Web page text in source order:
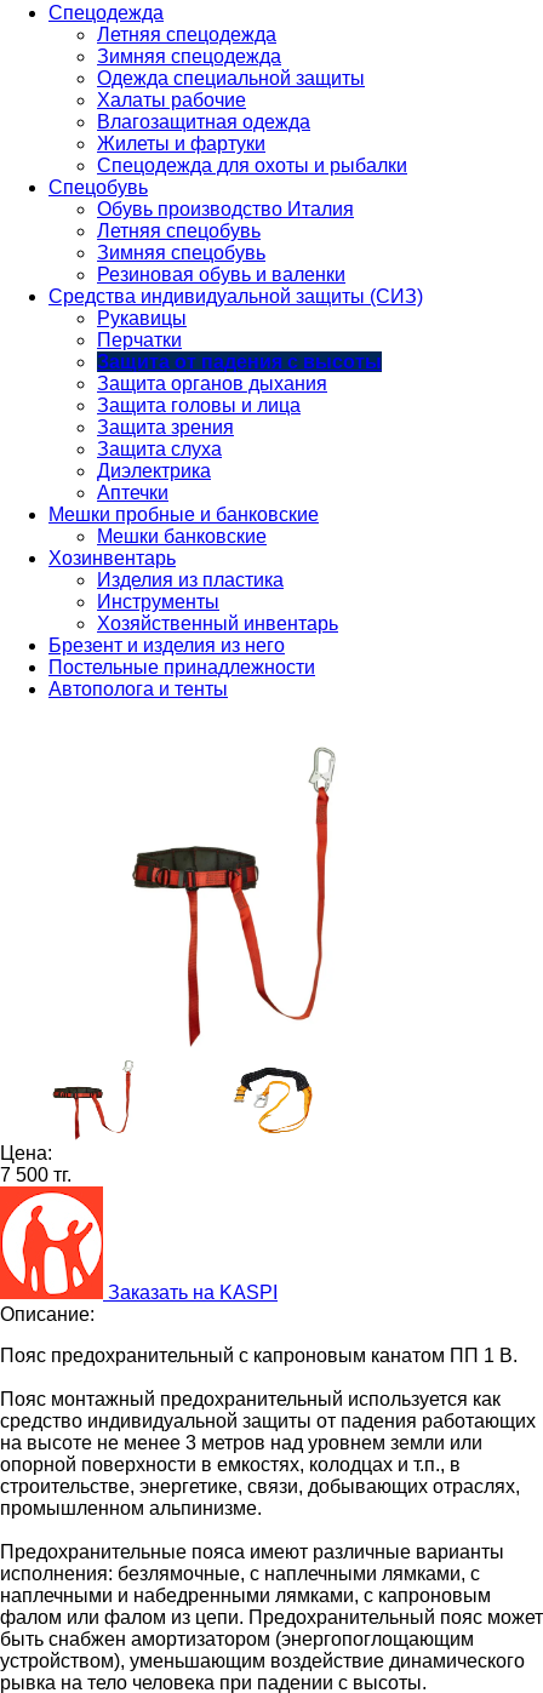
Спецодежда
Летняя спецодежда
Зимняя спецодежда
Одежда специальной защиты
Халаты рабочие
Влагозащитная одежда
Жилеты и фартуки
Спецодежда для охоты и рыбалки
Спецобувь
Обувь производство Италия
Летняя спецобувь
Зимняя спецобувь
Резиновая обувь и валенки
Средства индивидуальной защиты (СИЗ)
Рукавицы
Перчатки
Защита от падения с высоты
Защита органов дыхания
Защита головы и лица
Защита зрения
Защита слуха
Диэлектрика
Аптечки
Мешки пробные и банковские
Мешки банковские
Хозинвентарь
Изделия из пластика
Инструменты
Хозяйственный инвентарь
Брезент и изделия из него
Постельные принадлежности
Автополога и тенты
Цена:
7 500 тг.
Заказать на KASPI
Описание:
Пояс предохранительный с капроновым канатом ПП 1 В.
Пояс монтажный предохранительный используется как
средство индивидуальной защиты от падения работающих
на высоте не менее 3 метров над уровнем земли или
опорной поверхности в емкостях, колодцах и т.п., в
строительстве, энергетике, связи, добывающих отраслях,
промышленном альпинизме.
Предохранительные пояса имеют различные варианты
исполнения: безлямочные, с наплечными лямками, с
наплечными и набедренными лямками, с капроновым
фалом или фалом из цепи. Предохранительный пояс может
быть снабжен амортизатором (энергопоглощающим
устройством), уменьшающим воздействие динамического
рывка на тело человека при падении с высоты.